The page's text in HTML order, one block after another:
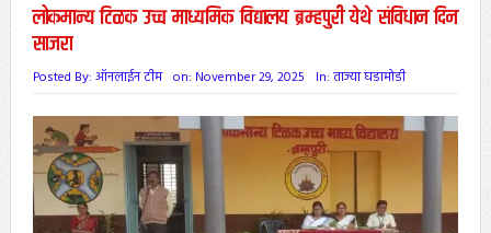
लोकमान्य टिळक उच्च माध्यमिक विद्यालय ब्रम्हपुरी येथे संविधान दिन
साजरा
Posted By: ऑनलाईन टीम on: November 29, 2025 In: ताज्या घडामोडी